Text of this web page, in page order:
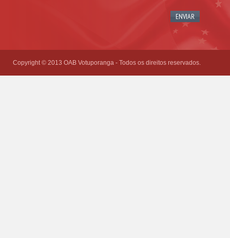
Copyright © 2013 OAB Votuporanga - Todos os direitos reservados.